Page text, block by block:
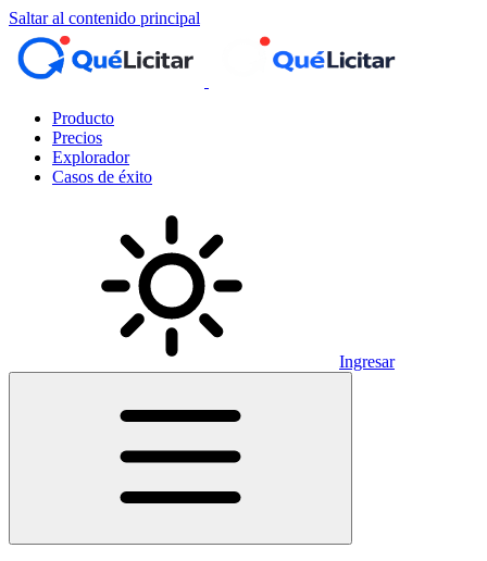
Saltar al contenido principal
Producto
Precios
Explorador
Casos de éxito
Ingresar